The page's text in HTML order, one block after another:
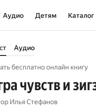
Аудио Детям Каталог
Аудио
бесплатно онлайн книгу
чувств и
Илья Стефанов